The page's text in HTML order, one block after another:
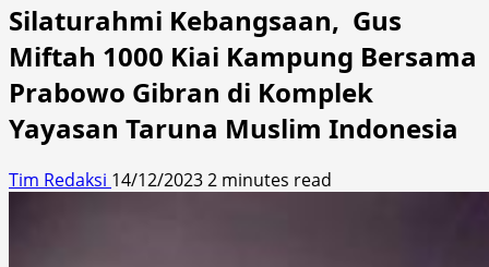
Silaturahmi Kebangsaan, Gus
Miftah 1000 Kiai Kampung Bersama
Prabowo Gibran di Komplek
Yayasan Taruna Muslim Indonesia
Tim Redaksi 14/12/20232 minutes read